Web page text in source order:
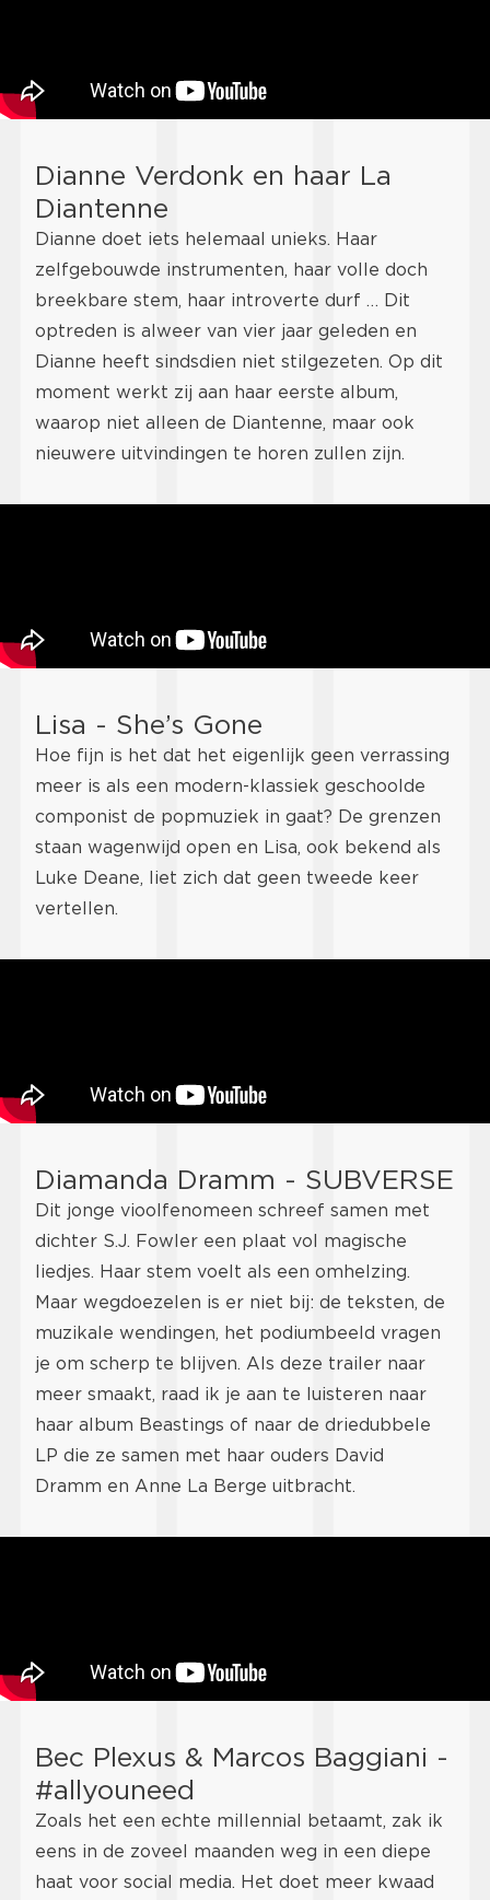
Dianne Verdonk en haar La
Diantenne
Dianne doet iets helemaal unieks. Haar
zelfgebouwde instrumenten, haar volle doch
breekbare stem, haar introverte durf … Dit
optreden is alweer van vier jaar geleden en
Dianne heeft sindsdien niet stilgezeten. Op dit
moment werkt zij aan haar eerste album,
waarop niet alleen de Diantenne, maar ook
nieuwere uitvindingen te horen zullen zijn.
Lisa - She’s Gone
Hoe fijn is het dat het eigenlijk geen verrassing
meer is als een modern-klassiek geschoolde
componist de popmuziek in gaat? De grenzen
staan wagenwijd open en Lisa, ook bekend als
Luke Deane, liet zich dat geen tweede keer
vertellen.
Diamanda Dramm - SUBVERSE
Dit jonge vioolfenomeen schreef samen met
dichter S.J. Fowler een plaat vol magische
liedjes. Haar stem voelt als een omhelzing.
Maar wegdoezelen is er niet bij: de teksten, de
muzikale wendingen, het podiumbeeld vragen
je om scherp te blijven. Als deze trailer naar
meer smaakt, raad ik je aan te luisteren naar
haar album Beastings of naar de driedubbele
LP die ze samen met haar ouders David
Dramm en Anne La Berge uitbracht.
Bec Plexus & Marcos Baggiani -
#allyouneed
Zoals het een echte millennial betaamt, zak ik
eens in de zoveel maanden weg in een diepe
haat voor social media. Het doet meer kwaad